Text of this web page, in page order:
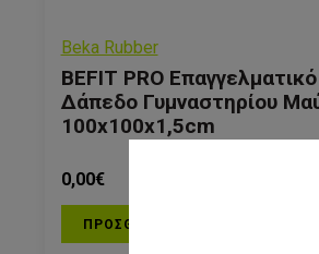
Beka Rubber
BEFIT PRO Επαγγελματικό
Δάπεδο Γυμναστηρίου
100x100x1,5cm
0,00€
ΠΡΟΣΘΗΚΗ ΣΤΟ ΚΑΛΆΘΙ